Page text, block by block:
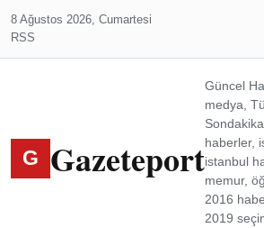
8 Ağustos 2026, Cumartesi
RSS
G Gazeteport
Güncel
medya,
haberler,
istanbul
memur,
2016
2019